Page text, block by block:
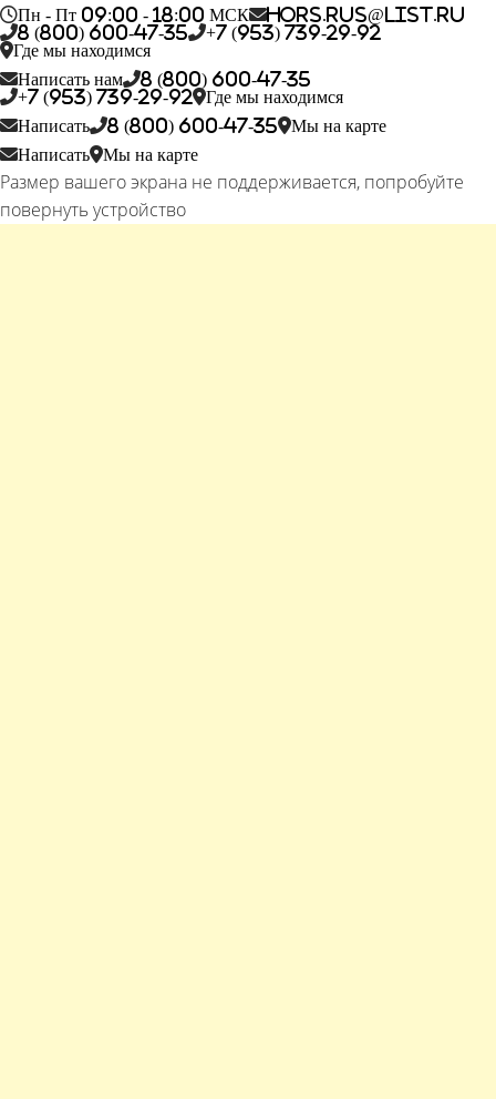
Пн - Пт 09:00 - 18:00 МСК
hors.rus@list.ru
8 (800) 600-47-35
+7 (953) 739-29-92
Где мы находимся
Написать нам
8 (800) 600-47-35
+7 (953) 739-29-92
Где мы находимся
Написать
8 (800) 600-47-35
Мы на карте
Написать
Мы на карте
Размер вашего экрана не поддерживается, попробуйте
повернуть устройство